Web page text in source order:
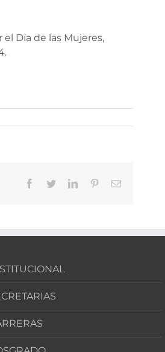
Día de las Mujeres,
Facebook
TwitterLinkedInPinterestCorreo